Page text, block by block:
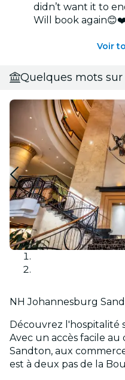
didn’t want it to
Will book
Voir
Quelques mots sur
NH Johannesburg
Découvrez l'hospitalité
Avec un accès facile
Sandton, aux
est à deux pas de la